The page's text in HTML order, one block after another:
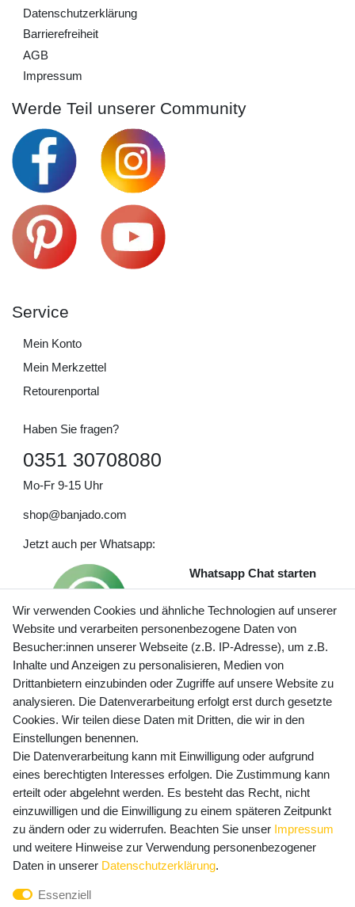
Daten­schutz­erklärung
Barrierefreiheit
AGB
Impressum
Werde Teil unserer Community
Service
Mein Konto
Mein Merkzettel
Retourenportal
Haben Sie fragen?
0351 30708080
Mo-Fr 9-15 Uhr
shop@banjado.com
Jetzt auch per Whatsapp:
Whatsapp Chat starten
Preisangaben inkl. gesetzl. MwSt. und zzgl. Service- und
Versandkosten
Newsletter Anmeldung - Keine Angebote
mehr verpassen!
E-MAIL **
Newsletter
Honig
Hiermit bestätige ich, dass ich dieDaten­schutz­erklärung
widerrufen.**
Wir verwenden Cookies und ähnliche Technologien auf unserer
Website und verarbeiten personenbezogene Daten von
Besucher:innen unserer Webseite (z.B. IP-Adresse), um z.B.
Inhalte und Anzeigen zu personalisieren, Medien von
Drittanbietern einzubinden oder Zugriffe auf unsere Website zu
analysieren. Die Datenverarbeitung erfolgt erst durch gesetzte
Cookies. Wir teilen diese Daten mit Dritten, die wir in den
Einstellungen benennen.
Die Datenverarbeitung kann mit Einwilligung oder aufgrund
eines berechtigten Interesses erfolgen. Die Zustimmung kann
erteilt oder abgelehnt werden. Es besteht das Recht, nicht
einzuwilligen und die Einwilligung zu einem späteren Zeitpunkt
zu ändern oder zu widerrufen. Beachten Sie unser Impressum
und weitere Hinweise zur Verwendung personenbezogener
Daten in unserer Daten­schutz­erklärung.
Essenziell